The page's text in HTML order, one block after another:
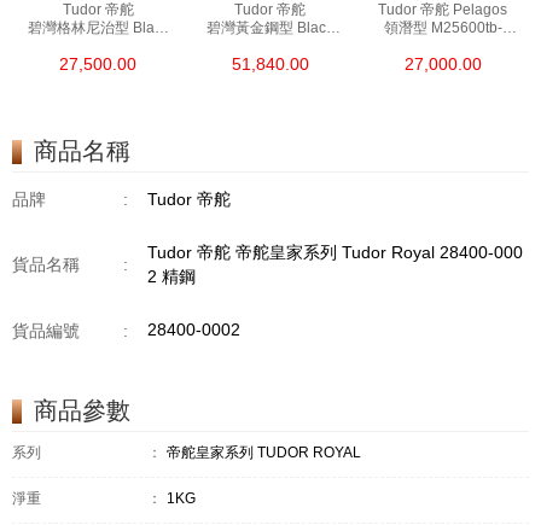
Tudor 帝舵
碧灣格林尼治型 Black
27,500.00
Tudor 帝舵
碧灣黃金鋼型 Black
18kt黃金鋼
51,840.00
Tudor 帝舵 Pelagos
領潛型 M25600tb-
27,000.00
商品名稱
品牌 : Tudor 帝舵
貨品名稱 :
Tudor 帝舵 帝舵皇家系列 Tudor Royal 28400-000
2 精鋼
貨品編號 : 28400-0002
商品參數
系列 ： 帝舵皇家系列 TUDOR ROYAL
淨重 ： 1KG